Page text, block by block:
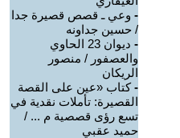
- وعي ـ قصص قصيرة جدا
/ حسين جداونه
-
ديوان 23 الحاوي
والعصفور / منصور
الريكان
-كتاب «عين على القصة
القصيرة: تأملات نقدية في
تسع رؤى قصصية م ... /
حميد عقبي